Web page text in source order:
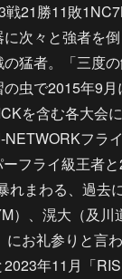
21勝11敗
次々と強者を
猛者。「三度
虫で2015年9
を含む各大会
フラ
フライ級王者
れまわる、過去
）、滉大（及川
にお礼参りと言
年11月「